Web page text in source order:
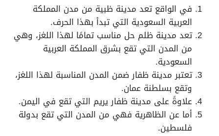
في الواقع تعد مدينة ظبية من مدن المملكة
العربية السعودية التي تبدأ بهذا الحرف.
تعد مدينة ظلم حل مناسب تمامًا لهذا اللغز، وهي
من المدن التي تقع بشرق المملكة العربية
السعودية.
تعتبر مدينة ظفار ضمن المدن المناسبة لهذا اللغز،
وتقع بسلطنة عمان.
علاوةً على مدينة ظفار يريم التي تقع في اليمن.
أما عن الظاهرية فهي من المدن التي تقع بدولة
فلسطين.